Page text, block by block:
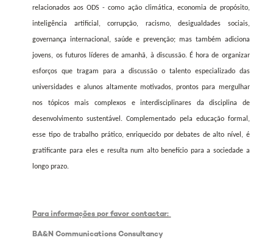
relacionados aos ODS - como ação climática, economia de propósito,
inteligência artificial, corrupção, racismo, desigualdades sociais,
governança internacional, saúde e prevenção; mas também adiciona
jovens, os futuros líderes de amanhã, à discussão. É hora de organizar
esforços que tragam para a discussão o talento especializado das
universidades e alunos altamente motivados, prontos para mergulhar
nos tópicos mais complexos e interdisciplinares da disciplina de
desenvolvimento sustentável. Complementado pela educação formal,
esse tipo de trabalho prático, enriquecido por debates de alto nível, é
gratificante para eles e resulta num alto benefício para a sociedade a
longo prazo.
Para informações por favor contactar:
BA&N Communications Consultancy